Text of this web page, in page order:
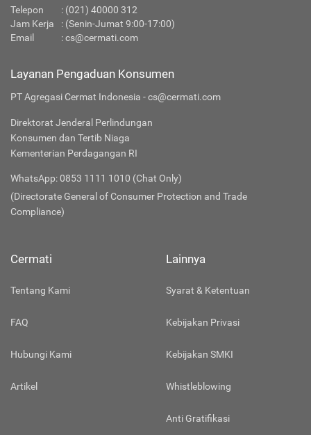
Telepon : (021) 40000 312
Jam Kerja
: (Senin-Jumat 9:00-17:00)
Email
:cs@cermati.com
Layanan Pengaduan Konsumen
PT Agregasi Cermat Indonesia - cs@cermati.com
Direktorat Jenderal Perlindungan
Konsumen dan Tertib Niaga
Kementerian Perdagangan RI
WhatsApp: 0853 1111 1010 (Chat Only)
(Directorate General of Consumer Protection and Trade
Compliance)
Cermati
Tentang Kami
FAQ
Hubungi Kami
Artikel
Lainnya
Syarat & Ketentuan
Kebijakan Privasi
Kebijakan SMKI
Whistleblowing
Anti Gratifikasi